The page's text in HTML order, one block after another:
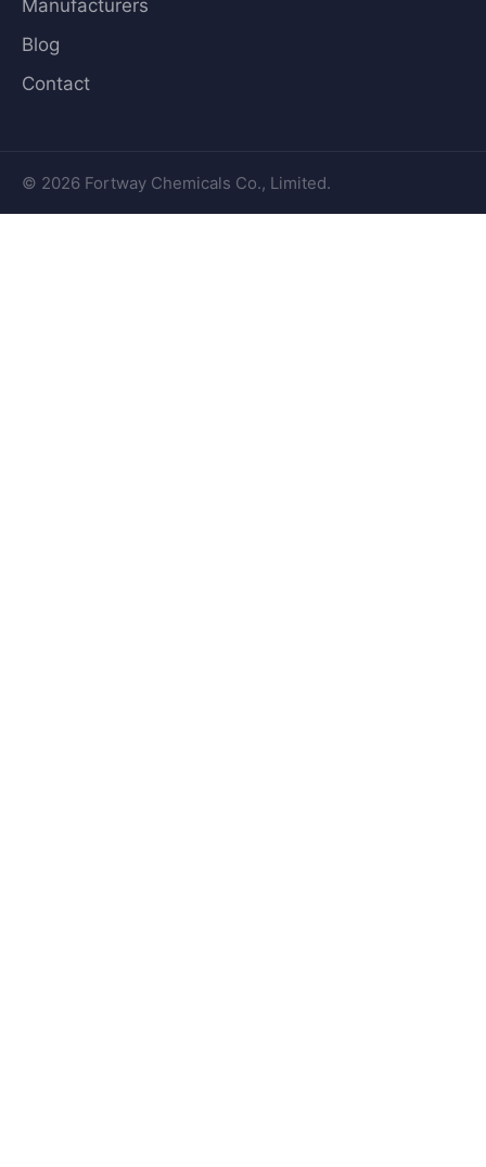
Manufacturers
Blog
Contact
© 2026 Fortway Chemicals Co., Limited.